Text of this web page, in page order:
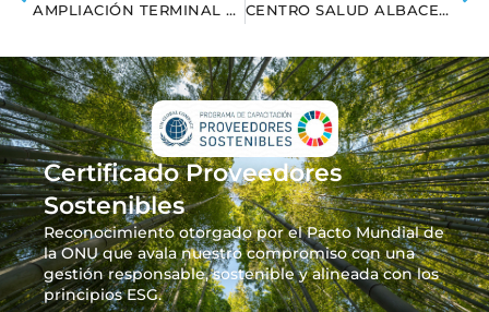
AMPLIACIÓN TERMINAL AEROPUERTO MANISES CENTRO SALUD ALBACETE 1
Certificado Proveedores
Sostenibles
Reconocimiento otorgado por el Pacto Mundial de
la ONU que avala nuestro compromiso con una
gestión responsable, sostenible y alineada con los
principios ESG.